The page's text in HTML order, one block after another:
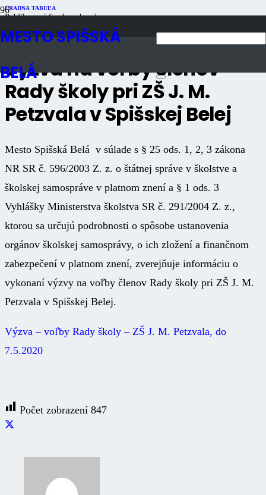
MESTO SPIŠSKÁ
BELÁ
ÚRADNÁ TABUĽA
Publikované6 rokov dozadu
Výzva na voľby členov
Rady školy pri ZŠ J. M.
Petzvala v Spišskej Belej
Mesto Spišská Belá v súlade s § 25 ods. 1, 2, 3 zákona
NR SR č. 596/2003 Z. z. o štátnej správe v školstve a
školskej samospráve v platnom znení a § 1 ods. 3
Vyhlášky Ministerstva školstva SR č. 291/2004 Z. z.,
ktorou sa určujú podrobnosti o spôsobe ustanovenia
orgánov školskej samosprávy, o ich zložení a finančnom
zabezpečení v platnom znení, zverejňuje informáciu o
vykonaní výzvy na voľby členov Rady školy pri ZŠ J. M.
Petzvala v Spišskej Belej.
Výzva – voľby Rady školy – ZŠ J. M. Petzvala, do
7.5.2020
Počet zobrazení 847